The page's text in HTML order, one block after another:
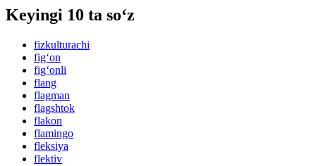
Keyingi 10 ta so‘z
fizkulturachi
fig‘on
fig‘onli
flang
flagman
flagshtok
flakon
flamingo
fleksiya
flektiv